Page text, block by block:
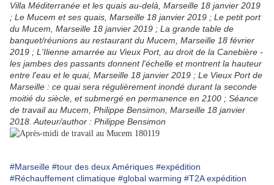
Villa Méditerranée et les quais au-delà, Marseille 18 janvier 2019
; Le Mucem et ses quais, Marseille 18 janvier 2019 ; Le petit port
du Mucem, Marseille 18 janvier 2019 ; La grande table de
banquet/réunions au restaurant du Mucem, Marseille 18 février
2019 ; L'Ilienne amarrée au Vieux Port, au droit de la Canebière -
les jambes des passants donnent l'échelle et montrent la hauteur
entre l'eau et le quai, Marseille 18 janvier 2019 ; Le Vieux Port de
Marseille : ce quai sera régulièrement inondé durant la seconde
moitié du siècle, et submergé en permanence en 2100 ; Séance
de travail au Mucem, Philippe Bensimon, Marseille 18 janvier
2018. Auteur/author : Philippe Bensimon
#Marseille #tour des deux Amériques #expédition
#Réchauffement climatique #global warming #T2A expédition